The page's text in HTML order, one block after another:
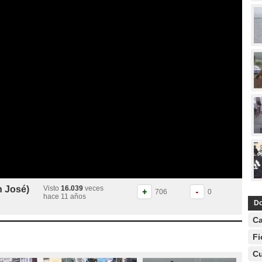
José) Visto 16.039 veces
hace 11 años
706
0